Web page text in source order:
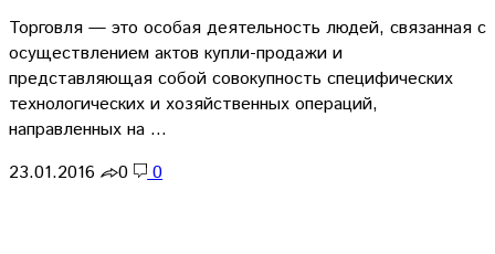
Торговля — это особая деятельность людей, связанная с
осуществлением актов купли-продажи и
представляющая собой совокупность специфических
технологических и хозяйственных операций,
направленных на …
23.01.2016
0 0